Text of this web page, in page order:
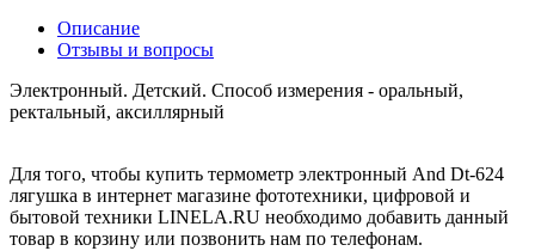
Описание
Отзывы и вопросы
Электронный. Детский. Способ измерения - оральный,
ректальный, аксиллярный
Для того, чтобы купить термометр электронный And Dt-624
лягушка в интернет магазине фототехники, цифровой и
бытовой техники LINELA.RU необходимо добавить данный
товар в корзину или позвонить нам по телефонам.